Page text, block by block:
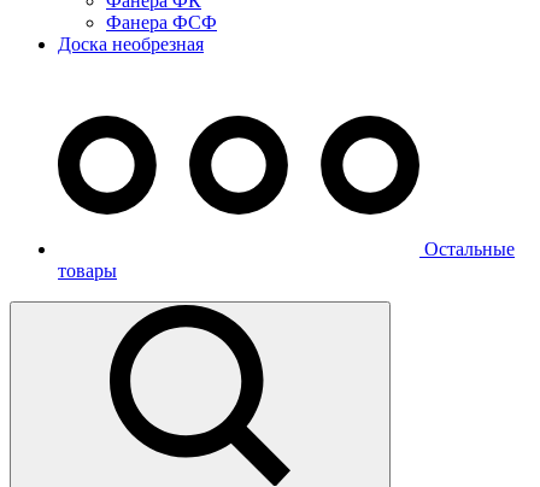
Фанера ФСФ
Доска необрезная
Остальные
товары